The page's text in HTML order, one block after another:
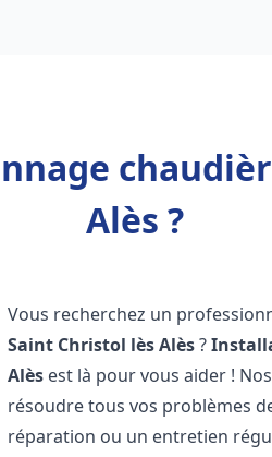
Alès ?
Vous recherchez un
Saint Christol lès Alès?
Alès est là pour vous aider !
résoudre tous vos problèmes
réparation ou un entretien